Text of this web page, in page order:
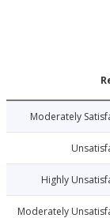
Moderately
04-01